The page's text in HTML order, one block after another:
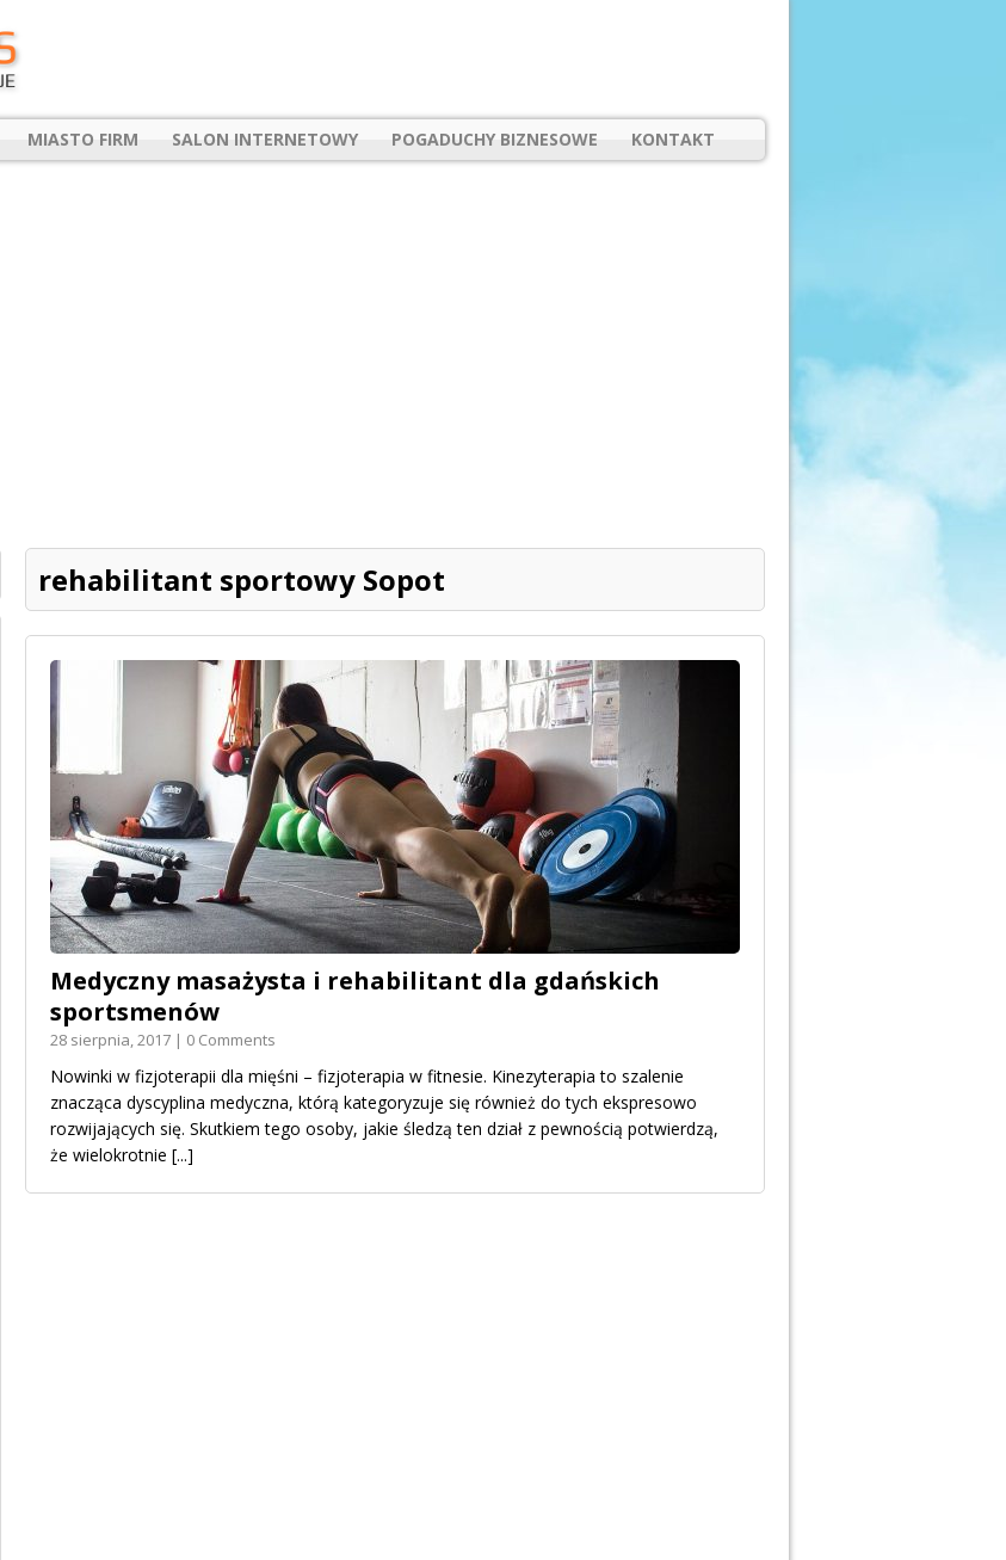
MIASTO FIRM SALON INTERNETOWY POGADUCHY BIZNESOWE KONTAKT
rehabilitant sportowy Sopot
Medyczny masażysta i rehabilitant dla gdańskich
sportsmenów
28 sierpnia, 2017 | 0 Comments
Nowinki w fizjoterapii dla mięśni – fizjoterapia w fitnesie. Kinezyterapia to szalenie
znacząca dyscyplina medyczna, którą kategoryzuje się również do tych ekspresowo
rozwijających się. Skutkiem tego osoby, jakie śledzą ten dział z pewnością potwierdzą,
że wielokrotnie [...]